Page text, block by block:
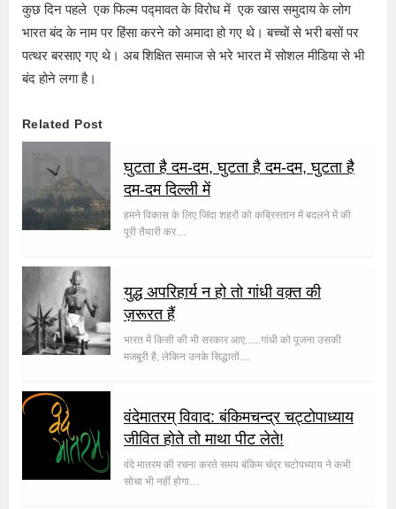
कुछ दिन पहले एक फिल्म पद्मावत के विरोध में एक खास समुदाय के लोग
भारत बंद के नाम पर हिंसा करने को अमादा हो गए थे। बच्चों से भरी बसों पर
पत्थर बरसाए गए थे। अब शिक्षित समाज से भरे भारत में सोशल मीडिया से भी
बंद होने लगा है।
Related Post
घुटता है दम-दम, घुटता है दम-दम, घुटता है
दम-दम दिल्ली में
हमने विकास के लिए जिंदा शहरों को कब्रिस्तान में बदलने में की
पूरी तैयारी कर…
युद्ध अपरिहार्य न हो तो गांधी वक़्त की
ज़रूरत हैं
भारत में किसी की भी सरकार आए......गांधी को पूजना उसकी
मजबूरी है, लेकिन उनके सिद्धातों…
वंदेमातरम् विवाद: बंकिमचन्द्र चट्टोपाध्याय
जीवित होते तो माथा पीट लेते!
वंदे मातरम की रचना करते समय बंकिम चंद्र चटोपध्याय ने कभी
सोचा भी नहीं होगा…